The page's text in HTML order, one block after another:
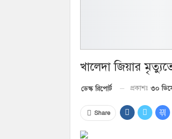
খালেদা জিয়ার
ডেস্ক রিপোর্ট প্রকাশঃ ৩০
Share